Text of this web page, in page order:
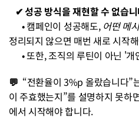
✔︎ 성공 방식을 재현할 수 없습
      • 캠페인이 성공해도,
어떤 메
정리되지 않으면 매번 새로 시작
• 또한, 조직의 루틴이 아닌
💬 “전환율이 3%p 올랐습니다”
이 주효했는지”를 설명하지 못하
에서 시작해야 합니다.